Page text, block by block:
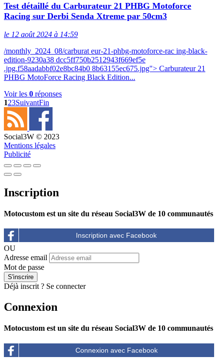
Test détaillé du Carburateur 21 PHBG Motoforce
Racing sur Derbi Senda Xtreme par 50cm3
le 12 août 2024 à 14:59
/monthly_2024_08/carburat eur-21-phbg-motoforce-rac ing-black-
edition-9230a38 dcc5ff750b2512943f669ef5e
.jpg.f58aadabbf02e8bc84b0 8b63155ec675.jpg"> Carburateur 21
PHBG MotoForce Racing Black Edition...
Voir les 0 réponses
123SuivantFin
Social3W © 2023
Mentions légales
Publicité
Inscription
Motocustom est un site du réseau Social3W de 10 communautés
OU
Adresse email
Mot de passe
Déjà inscrit ? Se connecter
Connexion
Motocustom est un site du réseau Social3W de 10 communautés